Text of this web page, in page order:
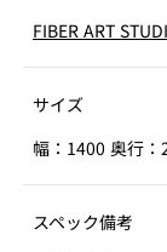
FIBER ART
サイズ
幅：1400 奥行
スペック備考